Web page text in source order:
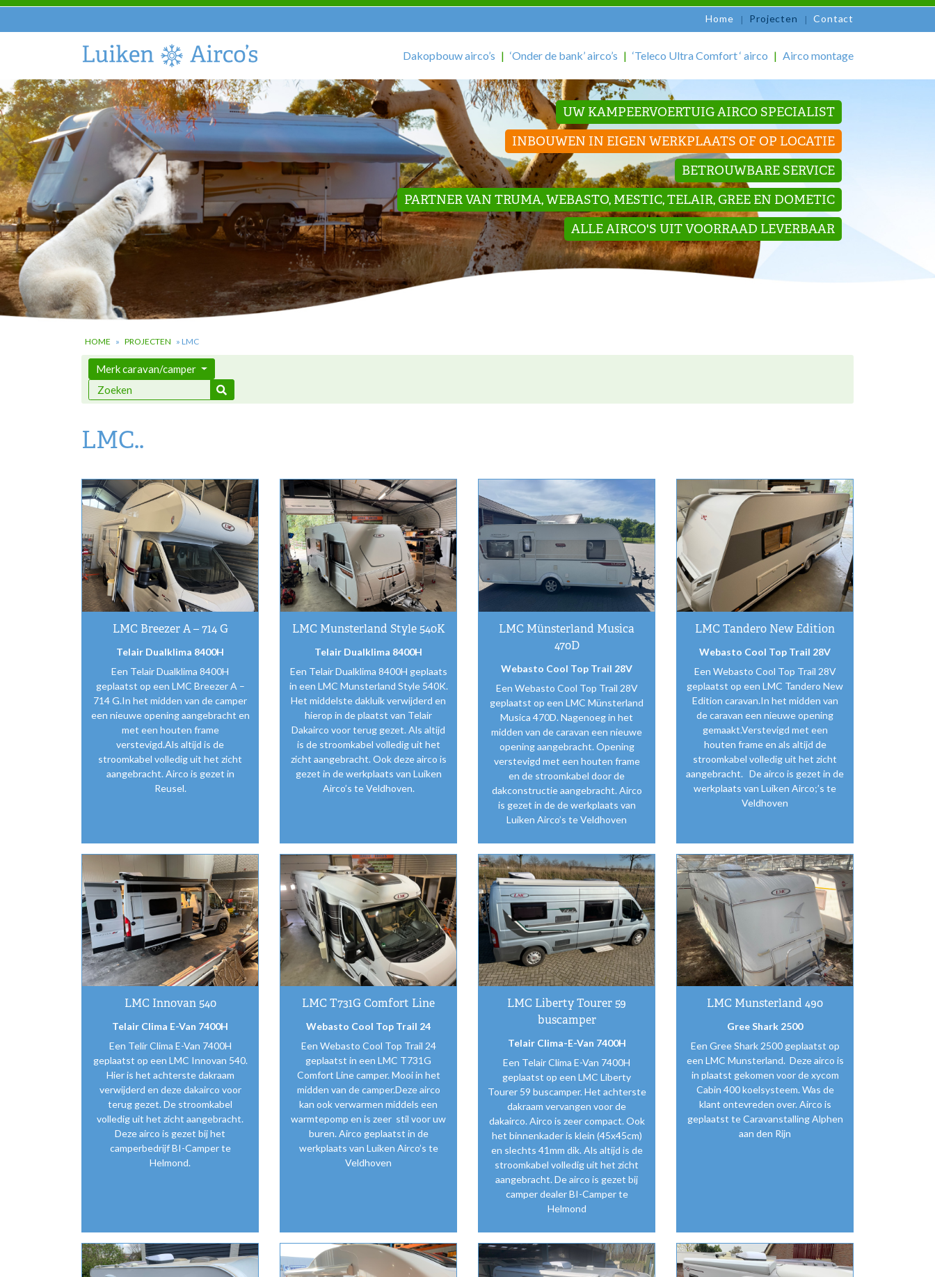
Home Projecten Contact
Dakopbouw airco’s ‘Onder de bank’ airco’s ‘Teleco Ultra Comfort ‘ airco Airco montage
UW KAMPEERVOERTUIG AIRCO SPECIALIST
INBOUWEN IN EIGEN WERKPLAATS OF OP LOCATIE
BETROUWBARE SERVICE
PARTNER VAN TRUMA, WEBASTO, MESTIC, TELAIR, GREE EN DOMETIC
ALLE AIRCO'S UIT VOORRAAD LEVERBAAR
HOME » PROJECTEN » LMC
Merk caravan/camper
LMC..
LMC Breezer A – 714 G
Telair Dualklima 8400H
Een Telair Dualklima 8400H
geplaatst op een LMC Breezer A –
714 G.In het midden van de camper
een nieuwe opening aangebracht en
met een houten frame
verstevigd.Als altijd is de
stroomkabel volledig uit het zicht
aangebracht. Airco is gezet in
Reusel.
LMC Munsterland Style 540K
Telair Dualklima 8400H
Een Telair Dualklima 8400H geplaats
in een LMC Munsterland Style 540K.
Het middelste dakluik verwijderd en
hierop in de plaatst van Telair
Dakairco voor terug gezet. Als altijd
is de stroomkabel volledig uit het
zicht aangebracht. Ook deze airco is
gezet in de werkplaats van Luiken
Airco’s te Veldhoven.
LMC Münsterland Musica
470D
Webasto Cool Top Trail 28V
Een Webasto Cool Top Trail 28V
geplaatst op een LMC Münsterland
Musica 470D. Nagenoeg in het
midden van de caravan een nieuwe
opening aangebracht. Opening
verstevigd met een houten frame
en de stroomkabel door de
dakconstructie aangebracht. Airco
is gezet in de de werkplaats van
Luiken Airco’s te Veldhoven
LMC Tandero New Edition
Webasto Cool Top Trail 28V
Een Webasto Cool Top Trail 28V
geplaatst op een LMC Tandero New
Edition caravan.In het midden van
de caravan een nieuwe opening
gemaakt.Verstevigd met een
houten frame en als altijd de
stroomkabel volledig uit het zicht
aangebracht. De airco is gezet in de
werkplaats van Luiken Airco;’s te
Veldhoven
LMC Innovan 540
Telair Clima E-Van 7400H
Een Telir Clima E-Van 7400H
geplaatst op een LMC Innovan 540.
Hier is het achterste dakraam
verwijderd en deze dakairco voor
terug gezet. De stroomkabel
volledig uit het zicht aangebracht.
Deze airco is gezet bij het
camperbedrijf BI-Camper te
Helmond.
LMC T731G Comfort Line
Webasto Cool Top Trail 24
Een Webasto Cool Top Trail 24
geplaatst in een LMC T731G
Comfort Line camper. Mooi in het
midden van de camper.Deze airco
kan ook verwarmen middels een
warmtepomp en is zeer stil voor uw
buren. Airco geplaatst in de
werkplaats van Luiken Airco’s te
Veldhoven
LMC Liberty Tourer 59
buscamper
Telair Clima-E-Van 7400H
Een Telair Clima E-Van 7400H
geplaatst op een LMC Liberty
Tourer 59 buscamper. Het achterste
dakraam vervangen voor de
dakairco. Airco is zeer compact. Ook
het binnenkader is klein (45x45cm)
en slechts 41mm dik. Als altijd is de
stroomkabel volledig uit het zicht
aangebracht. De airco is gezet bij
camper dealer BI-Camper te
Helmond
LMC Munsterland 490
Gree Shark 2500
Een Gree Shark 2500 geplaatst op
een LMC Munsterland. Deze airco is
in plaatst gekomen voor de xycom
Cabin 400 koelsysteem. Was de
klant ontevreden over. Airco is
geplaatst te Caravanstalling Alphen
aan den Rijn